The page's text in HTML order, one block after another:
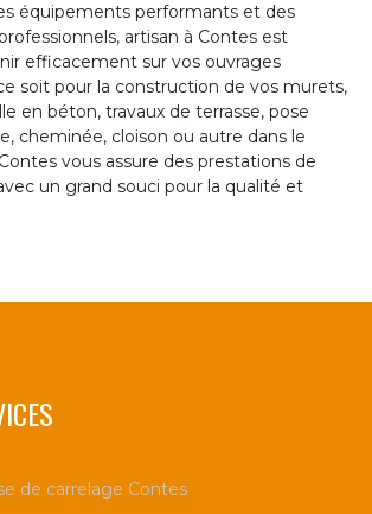
équipements performants et des
artisan à Contes est
efficacement sur vos ouvrages
soit pour la construction de vos murets,
en béton, travaux de terrasse, pose
cheminée, cloison ou autre dans le
vous assure des prestations de
un grand souci pour la qualité et
de carrelage Contes